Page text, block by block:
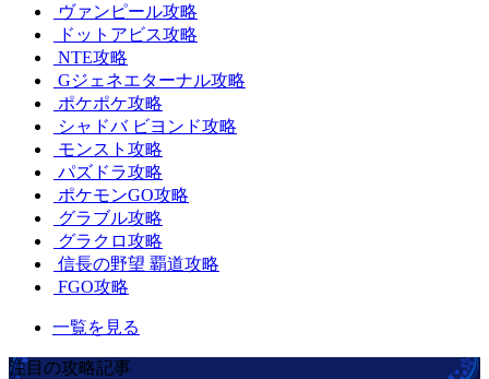
ヴァンピール攻略
ドットアビス攻略
NTE攻略
Gジェネエターナル攻略
ポケポケ攻略
シャドバ ビヨンド攻略
モンスト攻略
パズドラ攻略
ポケモンGO攻略
グラブル攻略
グラクロ攻略
信長の野望 覇道攻略
FGO攻略
一覧を見る
注目の攻略記事